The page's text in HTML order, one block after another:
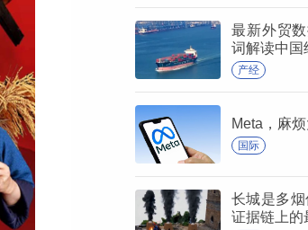
最新外贸
词解读中国
产经
Meta，麻
国际
长城是多烟
证据链上的